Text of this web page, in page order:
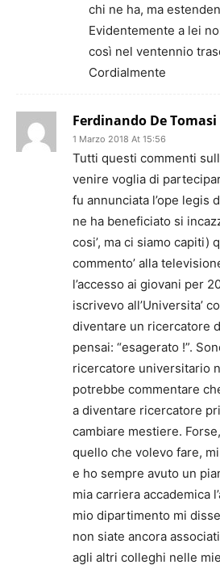
chi ne ha, ma
Evidentemente a lei
così nel ventennio
Cordialmente
Ferdinando De Tomasi
1 Marzo 2018 At 15:56
Tutti questi commenti
venire voglia di
fu annunciata l’ope legis
ne ha beneficiato si
cosi’, ma ci siamo capiti)
commento’ alla
l’accesso ai giovani per
iscrivevo all’Universita’
diventare un ricercatore
pensai: “esagerato !”.
ricercatore universitario
potrebbe commentare
a diventare ricercatore
cambiare mestiere.
quello che volevo fare,
e ho sempre avuto un
mia carriera accademica
mio dipartimento mi disse
non siate ancora
agli altri colleghi nelle